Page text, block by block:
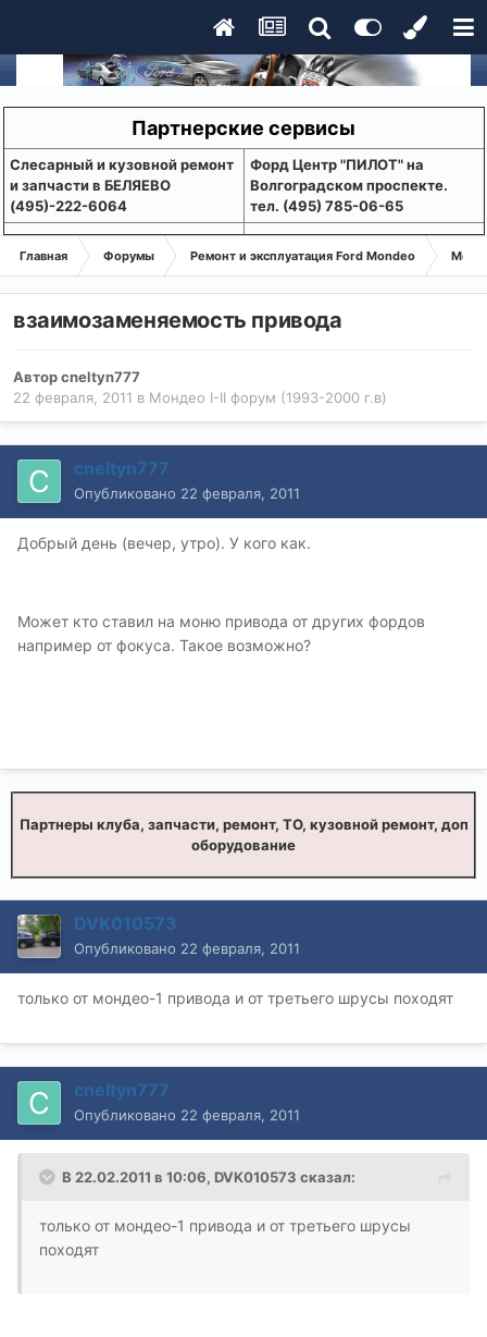
Партнерские сервисы
Слесарный и кузовной ремонт
и запчасти в БЕЛЯЕВО
(495)-222-6064
Форд Центр "ПИЛОТ" на
Волгоградском проспекте.
тел. (495) 785-06-65
Главная Форумы Ремонт и эксплуатация Ford Mondeo
взаимозаменяемость привода
Авторcneltyn777
22 февраля, 2011 в Мондео I-II форум (1993-2000 г.в)
cneltyn777
Опубликовано 22 февраля, 2011
Добрый день (вечер, утро). У кого как.
Может кто ставил на моню привода от других фордов
например от фокуса. Такое возможно?
Партнеры клуба, запчасти, ремонт, ТО, кузовной ремонт, доп
оборудование
DVK010573
Опубликовано 22 февраля, 2011
только от мондео-1 привода и от третьего шрусы походят
cneltyn777
Опубликовано 22 февраля, 2011
В 22.02.2011 в 10:06, DVK010573 сказал:
только от мондео-1 привода и от третьего шрусы
походят